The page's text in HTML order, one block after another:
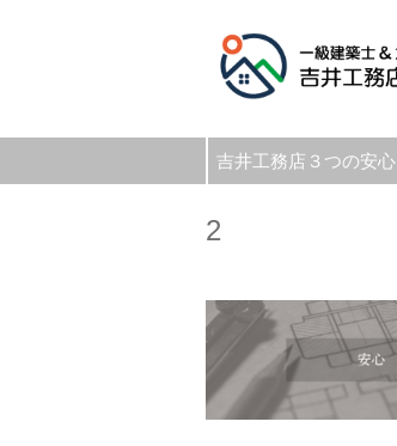
吉井工務店３つの安心
2